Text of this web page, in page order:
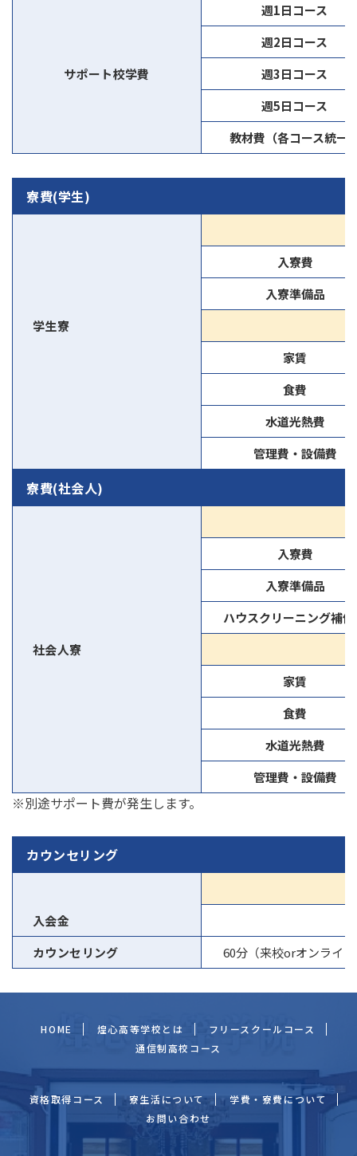
週1日コース
週2日コース
サポート校学費
週3日コース
週5日コース
教材費（各コース統一
寮費(学生)
入寮費
入寮準備品
学生寮
家賃
食費
水道光熱費
管理費・設備費
寮費(社会人)
入寮費
入寮準備品
ハウスクリーニング補
社会人寮
家賃
食費
水道光熱費
管理費・設備費
※別途サポート費が発生します。
カウンセリング
入会金
カウンセリング
60分（来校orオンライ
HOME 煌心高等学校とは
フリースクールコース
通信制高校コース
資格取得コース 寮生活について
学費・寮費について
お問い合わせ